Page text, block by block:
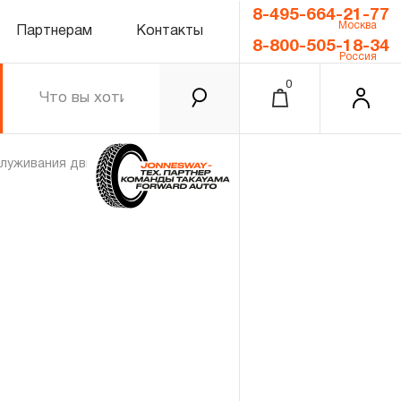
Партнерам Контакты
8-495-664-21-77
Москва
8-800-505-18-34
Россия
0
двигателя Инструмент для работы с ГБЦ